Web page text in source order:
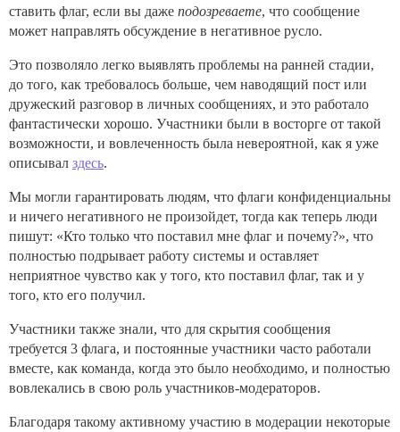
ставить флаг, если вы даже подозреваете, что сообщение
может направлять обсуждение в негативное русло.
Это позволяло легко выявлять проблемы на ранней стадии,
до того, как требовалось больше, чем наводящий пост или
дружеский разговор в личных сообщениях, и это работало
фантастически хорошо. Участники были в восторге от такой
возможности, и вовлеченность была невероятной, как я уже
описывал здесь.
Мы могли гарантировать людям, что флаги конфиденциальны
и ничего негативного не произойдет, тогда как теперь люди
пишут: «Кто только что поставил мне флаг и почему?», что
полностью подрывает работу системы и оставляет
неприятное чувство как у того, кто поставил флаг, так и у
того, кто его получил.
Участники также знали, что для скрытия сообщения
требуется 3 флага, и постоянные участники часто работали
вместе, как команда, когда это было необходимо, и полностью
вовлекались в свою роль участников-модераторов.
Благодаря такому активному участию в модерации некоторые